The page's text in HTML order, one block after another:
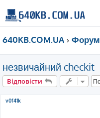
640KB.COM.UA Форум
незвичайний checkit
Відповісти
v0f41k